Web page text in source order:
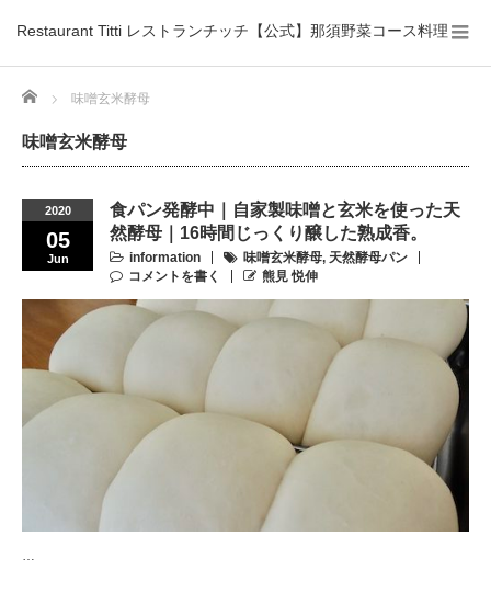
Restaurant Titti レストランチッチ【公式】那須野菜コース料理
Home 味噌玄米酵母
味噌玄米酵母
2020
05
Jun
食パン発酵中｜自家製味噌と玄米を使った天
然酵母｜16時間じっくり醸した熟成香。
information 味噌玄米酵母, 天然酵母パン
コメントを書く
熊見 悦伸
…